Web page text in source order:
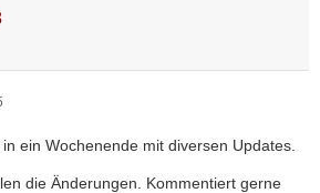
ein Wochenende mit diversen Updates.
die Änderungen. Kommentiert gerne